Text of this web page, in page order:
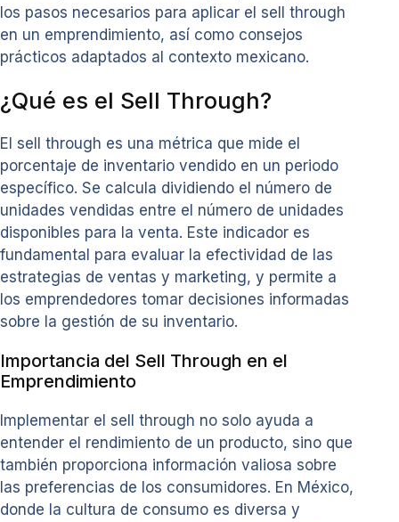
los pasos necesarios para aplicar el sell through
en un emprendimiento, así como consejos
prácticos adaptados al contexto mexicano.
¿Qué es el Sell Through?
El sell through es una métrica que mide el
porcentaje de inventario vendido en un periodo
específico. Se calcula dividiendo el número de
unidades vendidas entre el número de unidades
disponibles para la venta. Este indicador es
fundamental para evaluar la efectividad de las
estrategias de ventas y marketing, y permite a
los emprendedores tomar decisiones informadas
sobre la gestión de su inventario.
Importancia del Sell Through en el
Emprendimiento
Implementar el sell through no solo ayuda a
entender el rendimiento de un producto, sino que
también proporciona información valiosa sobre
las preferencias de los consumidores. En México,
donde la cultura de consumo es diversa y